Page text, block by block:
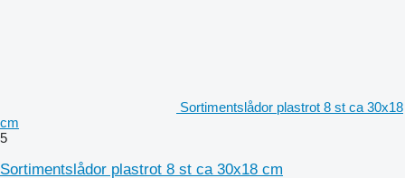
Sortimentslådor plastrot 8 st ca 30x18
cm
5
Sortimentslådor plastrot 8 st ca 30x18 cm